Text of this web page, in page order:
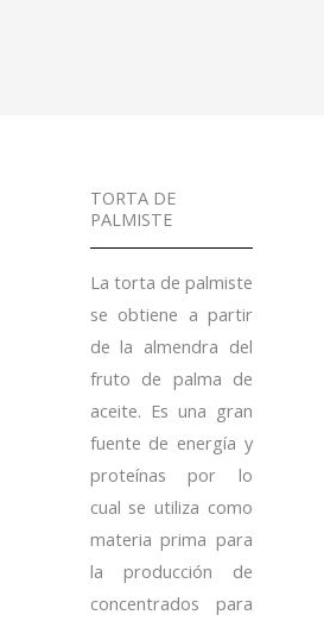
TORTA DE
PALMISTE
La torta de palmiste
se obtiene a partir
de la almendra del
fruto de palma de
aceite. Es una gran
fuente de energía y
proteínas por lo
cual se utiliza como
materia prima para
la producción de
concentrados para